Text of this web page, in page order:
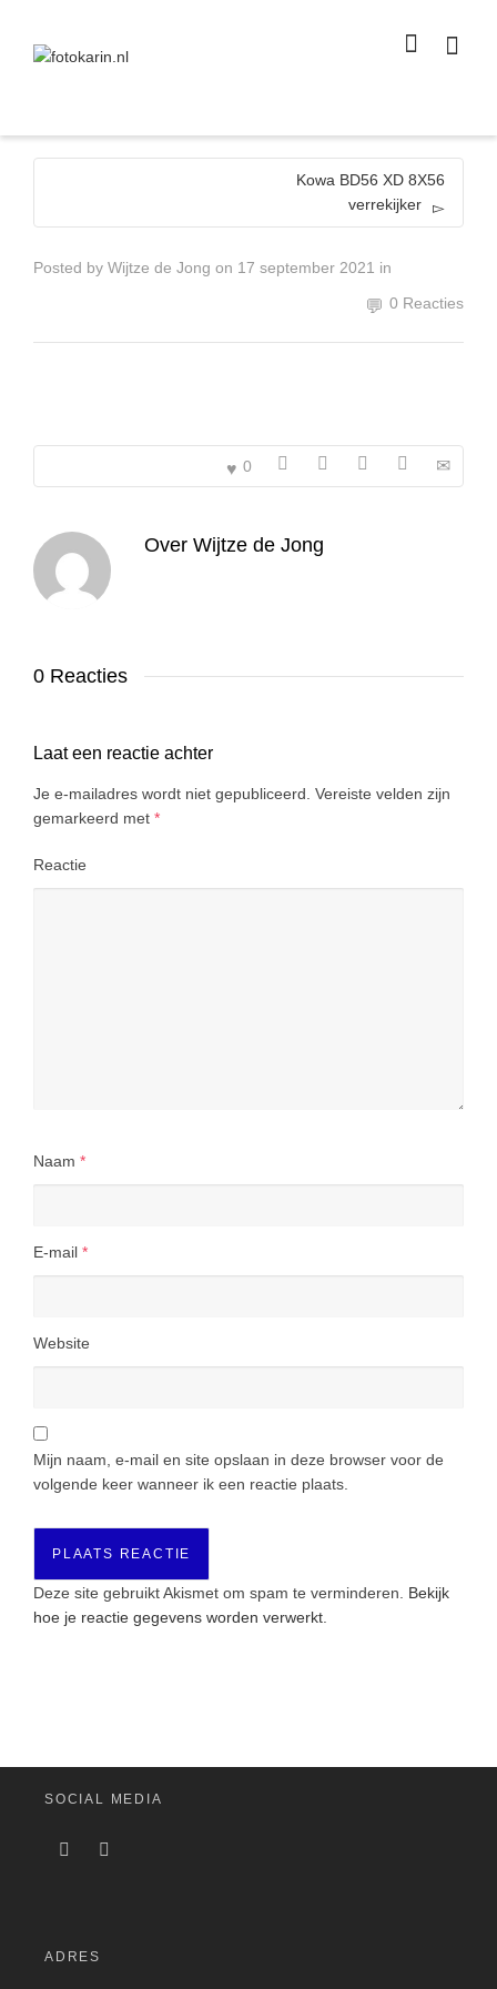
size
Super Search
Kowa BD56 XD 8X56
verrekijker
Posted by Wijtze de Jong on 17 september 2021 in
0 Reacties
0
Over Wijtze de Jong
0 Reacties
Laat een reactie achter
Je e-mailadres wordt niet gepubliceerd. Vereiste velden zijn
gemarkeerd met *
Reactie
Naam *
E-mail *
Website
Mijn naam, e-mail en site opslaan in deze browser voor de
volgende keer wanneer ik een reactie plaats.
Deze site gebruikt Akismet om spam te verminderen. Bekijk
hoe je reactie gegevens worden verwerkt
SOCIAL MEDIA
ADRES